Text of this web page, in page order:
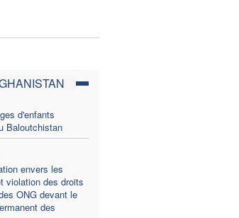
d'enfants
Baloutchistan
envers les
violation des droits
ONG devant le
des